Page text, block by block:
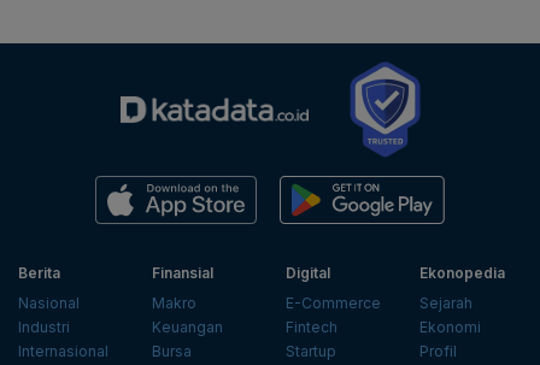
Berita
Nasional
Industri
Internasional
Finansial
Makro
Keuangan
Bursa
Digital
E-Commerce
Fintech
Startup
Ekonopedia
Sejarah
Ekonomi
Profil